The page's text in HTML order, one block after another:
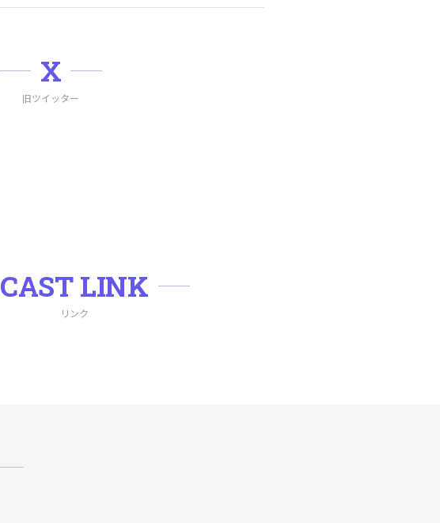
X
旧ツイッター
CAST LINK
リンク